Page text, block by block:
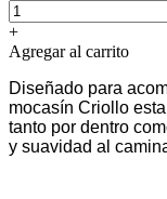
+
Agregar al carrito
Diseñado para
mocasín Criollo
tanto por dentro
y suavidad al